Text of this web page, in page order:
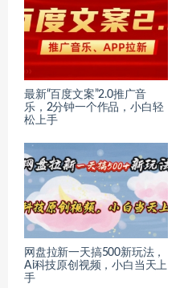
最新“百度文案”2.0推广音
乐，2分钟一个作品，小白轻
松上手
网盘拉新一天搞500新玩法，
Ai科技原创视频，小白当天上
手